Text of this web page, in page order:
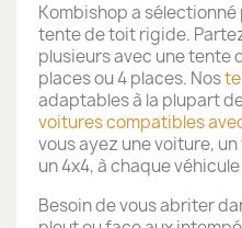
Kombishop a sélectionné
tente de toit rigide.
plusieurs avec une tente
places ou 4 places. Nos
adaptables à la plupart
voitures compatibles
vous ayez une voiture,
un 4x4, à chaque
Besoin de vous abriter